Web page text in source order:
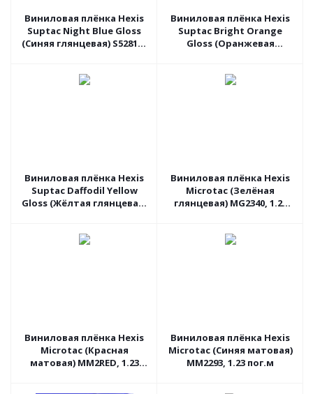
Виниловая плёнка Hexis
Suptac Night Blue Gloss
(Синяя глянцевая) S5281B,
Виниловая плёнка Hexis
Suptac Bright Orange
Gloss (Оранжевая
Виниловая плёнка Hexis
Suptac Daffodil Yellow
Gloss (Жёлтая глянцевая)
Виниловая плёнка Hexis
Microtac (Зелёная
глянцевая) MG2340, 1.23
Виниловая плёнка Hexis
Microtac (Красная
матовая) MM2RED, 1.23
Виниловая плёнка Hexis
Microtac (Синяя матовая)
MM2293, 1.23 пог.м